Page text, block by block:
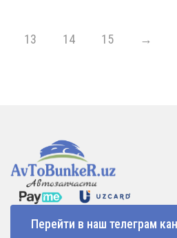
13 14 15 →
Перейти в наш телеграм